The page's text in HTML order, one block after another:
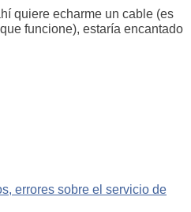
quiere echarme un cable (es
funcione), estaría encantado
errores sobre el servicio de